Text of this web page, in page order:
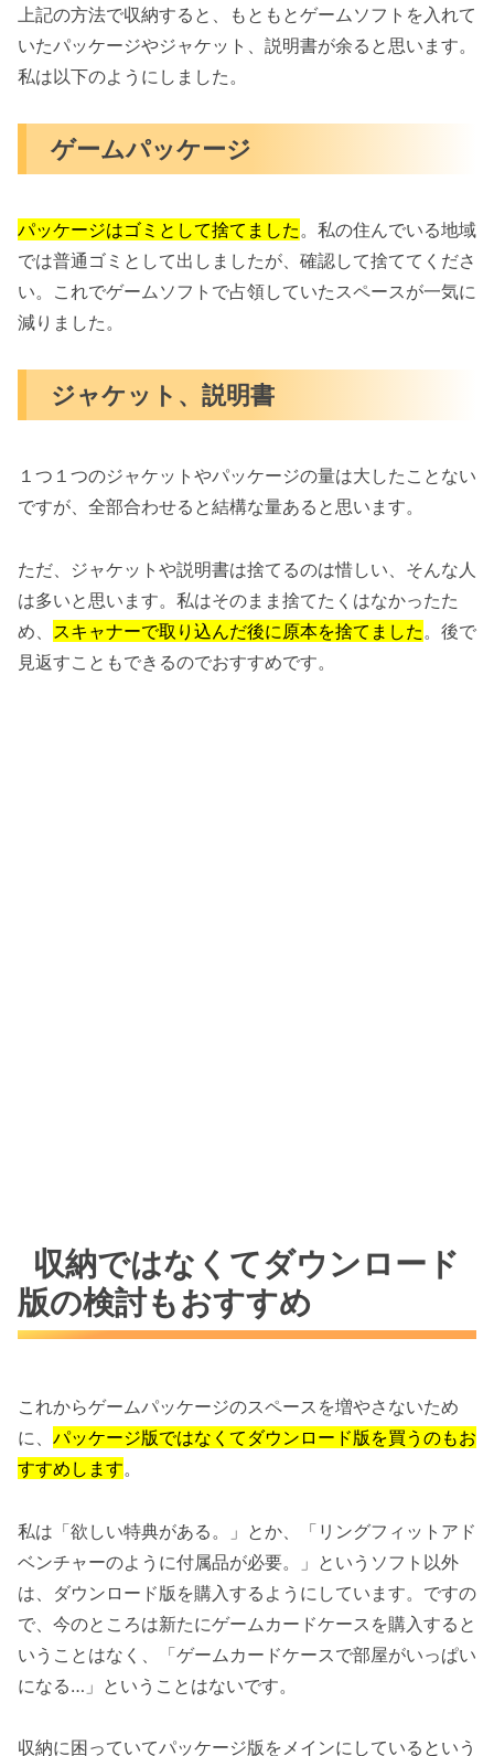
上記の方法で収納すると、もともとゲームソフトを入れて
いたパッケージやジャケット、説明書が余ると思います。
私は以下のようにしました。
ゲームパッケージ
パッケージはゴミとして捨てました。私の住んでいる地域
では普通ゴミとして出しましたが、確認して捨ててくださ
い。これでゲームソフトで占領していたスペースが一気に
減りました。
ジャケット、説明書
１つ１つのジャケットやパッケージの量は大したことない
ですが、全部合わせると結構な量あると思います。
ただ、ジャケットや説明書は捨てるのは惜しい、そんな人
は多いと思います。私はそのまま捨てたくはなかったた
め、 スキャナーで取り込んだ後に原本を捨てました 。後で
見返すこともできるのでおすすめです。
収納ではなくてダウンロード
版の検討もおすすめ
これからゲームパッケージのスペースを増やさないため
に、 パッケージ版ではなくてダウンロード版を買うのもお
すすめします。
私は「欲しい特典がある。」とか、「リングフィットアド
ベンチャーのように付属品が必要。」というソフト以外
は、ダウンロード版を購入するようにしています。ですの
で、今のところは新たにゲームカードケースを購入すると
いうことはなく、「ゲームカードケースで部屋がいっぱい
になる…」ということはないです。
収納に困っていてパッケージ版をメインにしているという